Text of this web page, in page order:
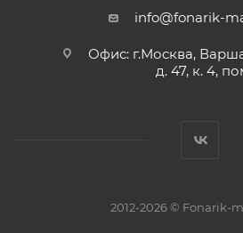
info@fonarik-
Офис: г.Москва,
д. 47, к. 4,
2012-2026 © Fonarik-